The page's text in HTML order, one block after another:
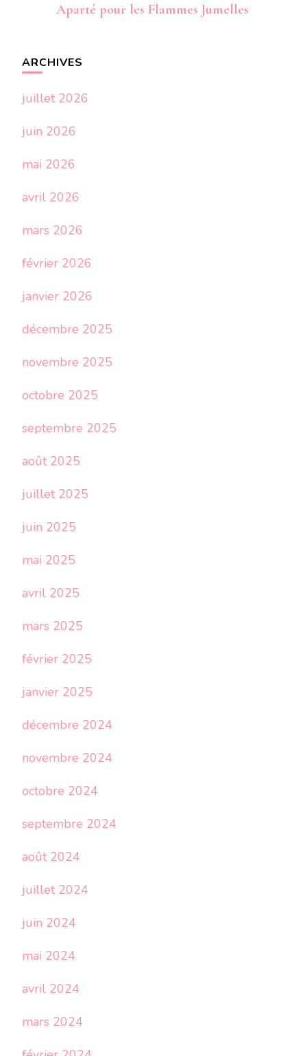
Aparté pour les Flammes Jumelles
ARCHIVES
juillet 2026
juin 2026
mai 2026
avril 2026
mars 2026
février 2026
janvier 2026
décembre 2025
novembre 2025
octobre 2025
septembre 2025
août 2025
juillet 2025
juin 2025
mai 2025
avril 2025
mars 2025
février 2025
janvier 2025
décembre 2024
novembre 2024
octobre 2024
septembre 2024
août 2024
juillet 2024
juin 2024
mai 2024
avril 2024
mars 2024